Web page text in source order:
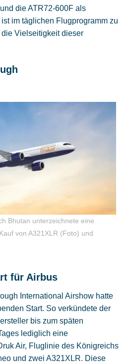
die ATR72-600F als
im täglichen Flugprogramm zu
Vielseitigkeit dieser
Bhutan unterzeichnete eine
von A321XLR (Foto) und
für Airbus
International Airshow hatte
Start. So verkündete der
bis zum späten
lediglich eine
Air, Fluglinie des Königreichs
und zwei A321XLR. Diese